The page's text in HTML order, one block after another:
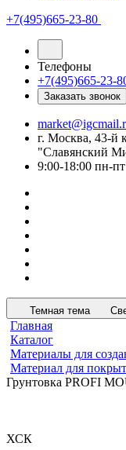
+7(495)665-23-80
Телефоны
+7(495)665-23-
Заказать звонок
г. Москва, 43-
"Славянский
9:00-18:00 пн-пт
Темная тема
Главная
Каталог
Материалы для
Материал для
Грунтовка PROFI
ХСК